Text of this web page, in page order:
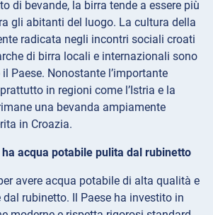
di bevande, la birra tende a essere più
gli abitanti del luogo. La cultura della
radicata negli incontri sociali croati
di birra locali e internazionali sono
Paese. Nonostante l’importante
in regioni come l’Istria e la
una bevanda ampiamente
in Croazia.
ha acqua potabile pulita dal rubinetto
avere acqua potabile di alta qualità e
rubinetto. Il Paese ha investito in